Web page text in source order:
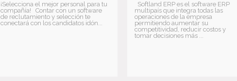
¡Selecciona el mejor personal para tu
compañía! Contar con un software
de reclutamiento y selección te
conectará con los candidatos idón...
Softland ERP es el software ERP
multipaís que integra todas las
operaciones de la empresa
permitiendo aumentar su
competitividad, reducir costos y
tomar decisiones más ...